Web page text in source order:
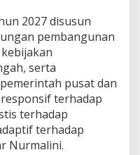
2027 disusun
pembangunan
serta
pusat dan
terhadap
terhadap
terhadap
Nurmalini.